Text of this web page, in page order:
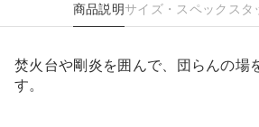
商品説明サイズ・スペック スタ
焚火台や剛炎を囲んで、団らんの場
す。